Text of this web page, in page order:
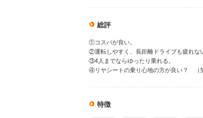
総評
①コスパが良い。
②運転しやすく、長距離ドライブも疲れな
③4人までならゆったり乗れる。
④リヤシートの乗り心地の方が良い？ （
特徴